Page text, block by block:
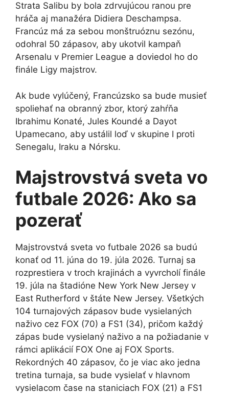
Strata Salibu by bola zdrvujúcou ranou pre
hráča aj manažéra Didiera Deschampsa.
Francúz má za sebou monštruóznu sezónu,
odohral 50 zápasov, aby ukotvil kampaň
Arsenalu v Premier League a doviedol ho do
finále Ligy majstrov.
Ak bude vylúčený, Francúzsko sa bude musieť
spoliehať na obranný zbor, ktorý zahŕňa
Ibrahimu Konaté, Jules Koundé a Dayot
Upamecano, aby ustálil loď v skupine I proti
Senegalu, Iraku a Nórsku.
Majstrovstvá sveta vo
futbale 2026: Ako sa
pozerať
Majstrovstvá sveta vo futbale 2026 sa budú
konať od 11. júna do 19. júla 2026. Turnaj sa
rozprestiera v troch krajinách a vyvrcholí finále
19. júla na štadióne New York New Jersey v
East Rutherford v štáte New Jersey. Všetkých
104 turnajových zápasov bude vysielaných
naživo cez FOX (70) a FS1 (34), pričom každý
zápas bude vysielaný naživo a na požiadanie v
rámci aplikácií FOX One aj FOX Sports.
Rekordných 40 zápasov, čo je viac ako jedna
tretina turnaja, sa bude vysielať v hlavnom
vysielacom čase na staniciach FOX (21) a FS1